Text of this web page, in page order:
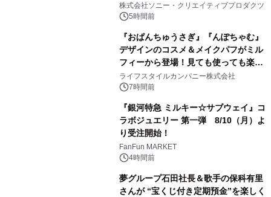
株式会社ソニー・クリエイティブプロダクツ
5時間前
『おぱんちゅうさぎ』『んぽちゃむ』
デザインのコスメ＆メイクパフがミル
フィーから登場！見ても使っても楽し
い、ポップでキュートなコレクショ
ン。
ライフスタイルカンパニー株式会社
7時間前
『銀河特急 ミルキー☆サブウェイ』コ
ラボジュエリー 第一弾 8/10（月）よ
り受注開始！
FanFun MARKET
4時間前
夢グループ石田社長＆歌手の保科有里
さんが “宝くじ付き定期預金”を楽しく